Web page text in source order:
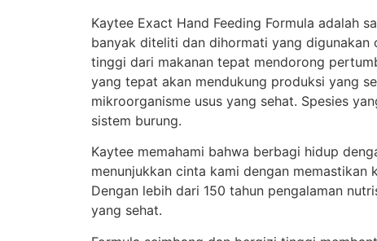
Kaytee Exact Hand Feeding Formula adalah
banyak diteliti dan dihormati yang digunakan
tinggi dari makanan tepat mendorong
yang tepat akan mendukung produksi yang
mikroorganisme usus yang sehat. Spesies
sistem burung.
Kaytee memahami bahwa berbagi hidup
menunjukkan cinta kami dengan
Dengan lebih dari 150 tahun pengalaman
yang sehat.